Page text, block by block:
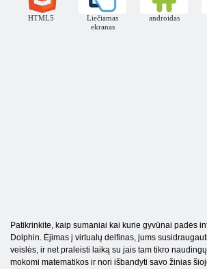
HTML5
Liečiamas
ekranas
androidas
Patikrinkite, kaip sumaniai kai kurie gyvūnai padės
Dolphin. Ėjimas į virtualų delfinas, jums
veislės, ir net praleisti laiką su jais tam tikro
mokomi matematikos ir nori išbandyti savo žinias